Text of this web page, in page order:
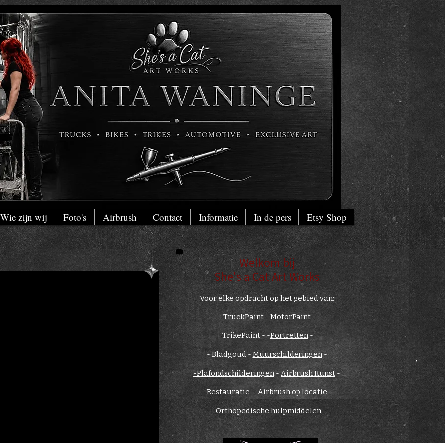
Wie zijn wij Foto's Airbrush Contact Informatie In de pers Etsy Shop
Welkom bij
She's a Cat Art Works
Voor elke opdracht op het gebied van:
-TruckPaint - MotorPaint -
TrikePaint-​ -Portretten-
-Bladgoud-Muurschilderingen-
-Plafondschilderingen- Airbrush Kunst -
-Restauratie - Airbrush op locatie-
-Orthopedische hulpmiddelen -